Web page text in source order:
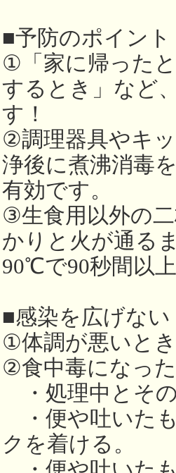
■予防のポイント
①「家に帰った
するとき」など
す！
②調理器具やキ
浄後に煮沸消毒
有効です。
③生食用以外の
かりと火が通る
90℃で90秒間以上
■感染を広げない
①体調が悪いと
②食中毒になっ
・処理中とそ
・便や吐いた
クを着ける。